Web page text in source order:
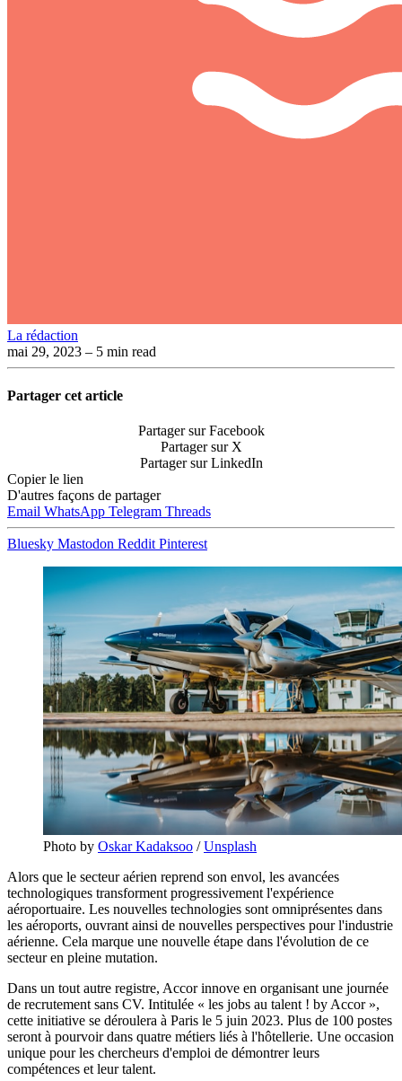
La rédaction
mai 29, 2023 – 5 min read
Partager cet article
Partager sur Facebook
Partager sur X
Partager sur LinkedIn
Copier le lien
D'autres façons de partager
Email WhatsApp Telegram Threads
Bluesky Mastodon Reddit Pinterest
Photo by Oskar Kadaksoo /Unsplash
Alors que le secteur aérien reprend son envol, les avancées
technologiques transforment progressivement l'expérience
aéroportuaire. Les nouvelles technologies sont omniprésentes dans
les aéroports, ouvrant ainsi de nouvelles perspectives pour l'industrie
aérienne. Cela marque une nouvelle étape dans l'évolution de ce
secteur en pleine mutation.
Dans un tout autre registre, Accor innove en organisant une journée
de recrutement sans CV. Intitulée « les jobs au talent ! by Accor »,
cette initiative se déroulera à Paris le 5 juin 2023. Plus de 100 postes
seront à pourvoir dans quatre métiers liés à l'hôtellerie. Une occasion
unique pour les chercheurs d'emploi de démontrer leurs
compétences et leur talent.